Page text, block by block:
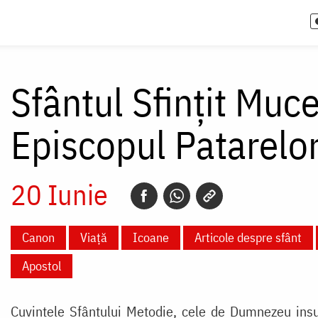
Sfântul Sfințit
Episcopul
20 Iunie
Canon Viață Icoane
Articole despre sfânt
Apostol
Cuvintele Sfântului Metodie, cele de Dumnezeu